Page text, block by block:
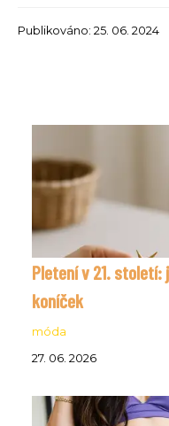
Publikováno: 25. 06. 2024
Pletení v 21.
koníček
móda
27. 06. 2026